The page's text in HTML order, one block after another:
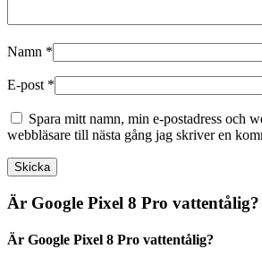
Namn *
E-post *
Spara mitt namn, min e-postadress och
webbläsare till nästa gång jag skriver en
Är Google Pixel 8 Pro vattentålig?
Är Google Pixel 8 Pro vattentålig?